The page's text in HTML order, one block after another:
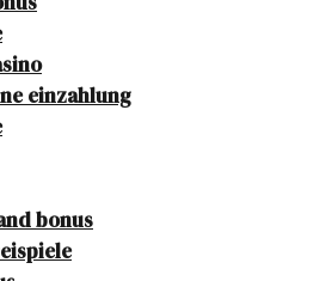
einzahlung
bonus